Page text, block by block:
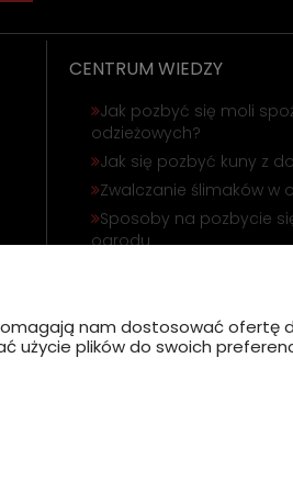
CENTRUM WIEDZY
Jak pozbyć się moli
odzieżowych?
Jak się pozbyć kuny z
Zwalczanie ślimaków w
Sposoby na pozbycie
ogrodu
nam dostosować
plików do swoich